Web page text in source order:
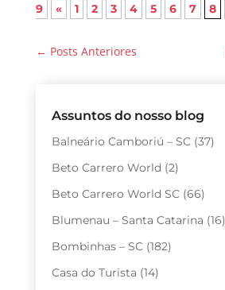
9
« 1 2 3 4 5 6 7 8
← Posts Anteriores
Assuntos do nosso blog
Balneário Camboriú – SC(37)
Beto Carrero World (2)
Beto Carrero World SC(66)
Blumenau – Santa Catarina (16)
Bombinhas – SC(182)
Casa do Turista (14)